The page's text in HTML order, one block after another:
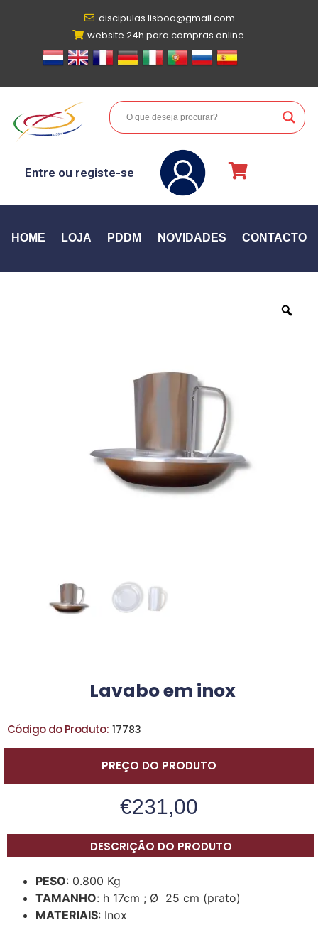
discipulas.lisboa@gmail.com
website 24h para compras online.
Entre ou registe-se
HOME LOJA PDDM NOVIDADES CONTACTO
Lavabo em inox
Código do Produto: 17783
PREÇO DO PRODUTO
€231,00
DESCRIÇÃO DO PRODUTO
PESO: 0.800 Kg
TAMANHO: h 17cm ; Ø 25 cm (prato)
MATERIAIS: Inox